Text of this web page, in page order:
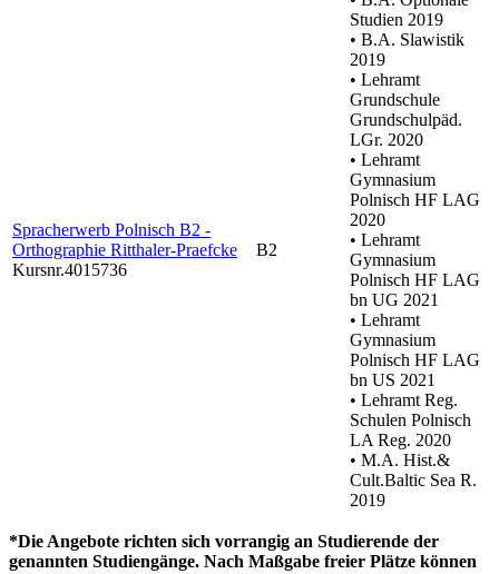
Spracherwerb Polnisch B2 -
Orthographie Ritthaler-Praefcke
Kursnr.4015736
B2
Studien 2019
• B.A. Slawistik
2019
• Lehramt
Grundschule
Grundschulpäd.
LGr. 2020
• Lehramt
Gymnasium
Polnisch HF LAG
2020
• Lehramt
Gymnasium
Polnisch HF LAG
bn UG 2021
• Lehramt
Gymnasium
Polnisch HF LAG
bn US 2021
• Lehramt Reg.
Schulen Polnisch
LA Reg. 2020
• M.A. Hist.&
Cult.Baltic Sea R.
2019
*Die Angebote richten sich vorrangig an Studierende der
genannten Studiengänge. Nach Maßgabe freier Plätze können